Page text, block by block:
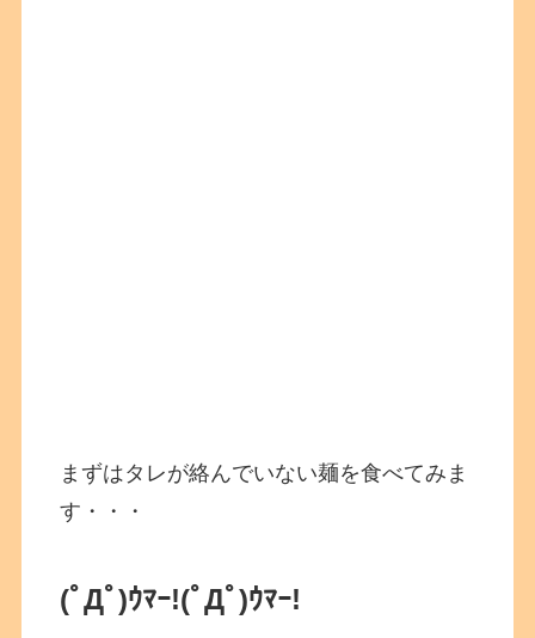
まずはタレが絡んでいない麺を食べてみま
す・・・
(ﾟДﾟ)ｳﾏｰ!(ﾟДﾟ)ｳﾏｰ!